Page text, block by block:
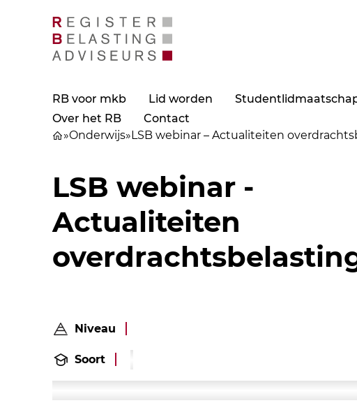
RB voor mkb Lid worden
Over het RB
Contact
»Onderwijs»LSB webinar – Actualiteiten
LSB webinar -
Actualiteiten
Niveau
Soort